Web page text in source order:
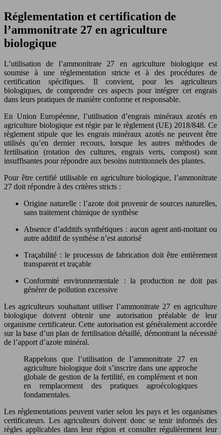
Réglementation et certification de
l’ammonitrate 27 en agriculture
biologique
L’utilisation de l’ammonitrate 27 en agriculture biologique est
soumise à une réglementation stricte et à des procédures de
certification spécifiques. Il convient, pour les agriculteurs
biologiques, de comprendre ces aspects pour intégrer cet engrais
dans leurs pratiques de manière conforme et responsable.
En Union Européenne, l’utilisation d’engrais minéraux azotés en
agriculture biologique est régie par le règlement (UE) 2018/848. Ce
règlement stipule que les engrais minéraux azotés ne peuvent être
utilisés qu’en dernier recours, lorsque les autres méthodes de
fertilisation (rotation des cultures, engrais verts, compost) sont
insuffisantes pour répondre aux besoins nutritionnels des plantes.
Pour être certifié utilisable en agriculture biologique, l’ammonitrate
27 doit répondre à des critères stricts :
Origine naturelle : l’azote doit provenir de sources naturelles,
sans traitement chimique de synthèse
Absence d’additifs synthétiques : aucun agent anti-mottant ou
autre additif de synthèse n’est autorisé
Traçabilité : le processus de fabrication doit être entièrement
transparent et traçable
Conformité environnementale : la production ne doit pas
générer de pollution excessive
Les agriculteurs souhaitant utiliser l’ammonitrate 27 en agriculture
biologique doivent obtenir une autorisation préalable de leur
organisme certificateur. Cette autorisation est généralement accordée
sur la base d’un plan de fertilisation détaillé, démontrant la nécessité
de l’apport d’azote minéral.
Rappelons que l’utilisation de l’ammonitrate 27 en
agriculture biologique doit s’inscrire dans une approche
globale de gestion de la fertilité, en complément et non
en remplacement des pratiques agroécologiques
fondamentales.
Les réglementations peuvent varier selon les pays et les organismes
certificateurs. Les agriculteurs doivent donc se tenir informés des
règles applicables dans leur région et consulter régulièrement leur